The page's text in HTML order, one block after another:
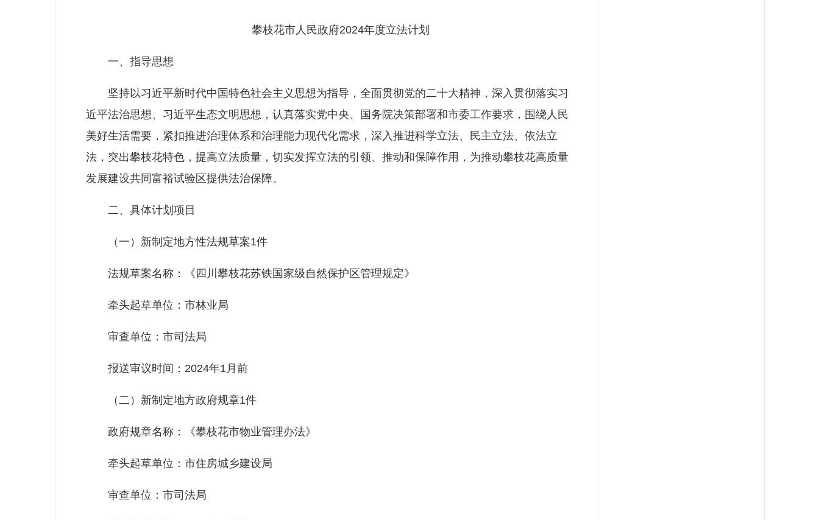
攀枝花市人民政府2024年度立法计划
一、指导思想
坚持以习近平新时代中国特色社会主义思想为指导，全面贯彻党的二十大精神，深入贯彻落实习
近平法治思想、习近平生态文明思想，认真落实党中央、国务院决策部署和市委工作要求，围绕人民
美好生活需要，紧扣推进治理体系和治理能力现代化需求，深入推进科学立法、民主立法、依法立
法，突出攀枝花特色，提高立法质量，切实发挥立法的引领、推动和保障作用，为推动攀枝花高质量
发展建设共同富裕试验区提供法治保障。
二、具体计划项目
（一）新制定地方性法规草案1件
法规草案名称：《四川攀枝花苏铁国家级自然保护区管理规定》
牵头起草单位：市林业局
审查单位：市司法局
报送审议时间：2024年1月前
（二）新制定地方政府规章1件
政府规章名称：《攀枝花市物业管理办法》
牵头起草单位：市住房城乡建设局
审查单位：市司法局